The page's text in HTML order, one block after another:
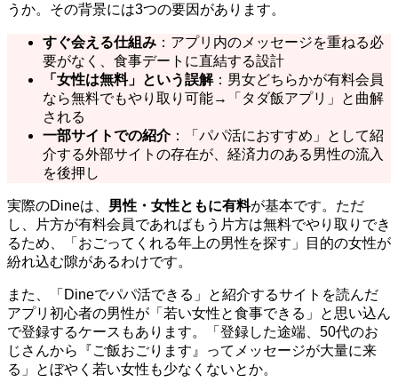
うか。その背景には3つの要因があります。
すぐ会える仕組み ：アプリ内のメッセージを重ねる必
要がなく、食事デートに直結する設計
「女性は無料」という誤解：男女どちらかが有料会員
なら無料でもやり取り可能→「タダ飯アプリ」と曲解
される
一部サイトでの紹介：「パパ活におすすめ」として紹
介する外部サイトの存在が、経済力のある男性の流入
を後押し
実際のDineは、 男性・女性ともに有料が基本です。ただ
し、片方が有料会員であればもう片方は無料でやり取りでき
るため、「おごってくれる年上の男性を探す」目的の女性が
紛れ込む隙があるわけです。
また、「Dineでパパ活できる」と紹介するサイトを読んだ
アプリ初心者の男性が「若い女性と食事できる」と思い込ん
で登録するケースもあります。「登録した途端、50代のお
じさんから『ご飯おごります』ってメッセージが大量に来
る」とぼやく若い女性も少なくないとか。